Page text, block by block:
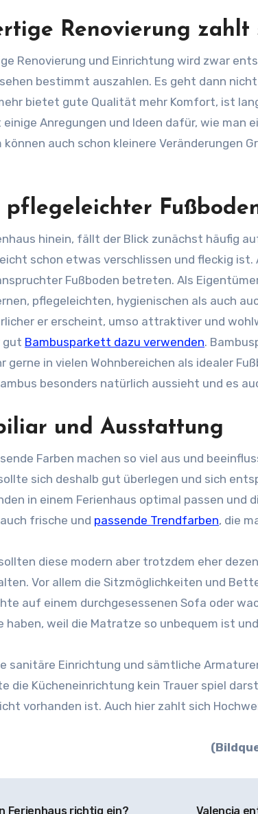
Renovierung zahlt
Renovierung und Einrichtung wird zwar
bestimmt auszahlen. Es geht dann
bietet gute Qualität mehr Komfort, ist
Anregungen und Ideen dafür, wie man
können auch schon kleinere Veränderungen
pflegeleichter
hinein, fällt der Blick zunächst häufig
schon etwas verschlissen und fleckig
Fußboden betreten. Als
pflegeleichten, hygienischen als auch
er erscheint, umso attraktiver und
gut Bambusparkett dazu verwenden.
gerne in vielen Wohnbereichen als idealer
besonders natürlich aussieht und es
und Ausstattung
Farben machen so viel aus und
sich deshalb gut überlegen und sich
in einem Ferienhaus optimal passen
frische und passende Trendfarben, die
diese modern aber trotzdem eher
Vor allem die Sitzmöglichkeiten und
auf einem durchgesessenen Sofa oder
haben, weil die Matratze so unbequem ist
sanitäre Einrichtung und sämtliche
die Kücheneinrichtung kein Trauer spiel
vorhanden ist. Auch hier zahlt sich
Ferienhaus richtig ein?
Valencia